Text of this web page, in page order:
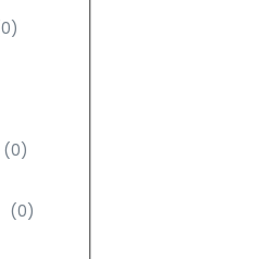
0)
(0)
(0)